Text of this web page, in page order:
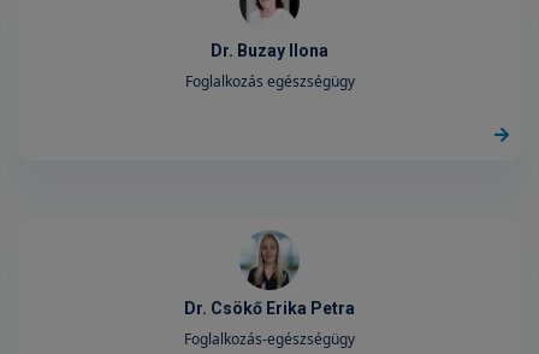
Dr. Buzay Ilona
Foglalkozás egészségügy
Dr. Csökő Erika Petra
Foglalkozás-egészségügy